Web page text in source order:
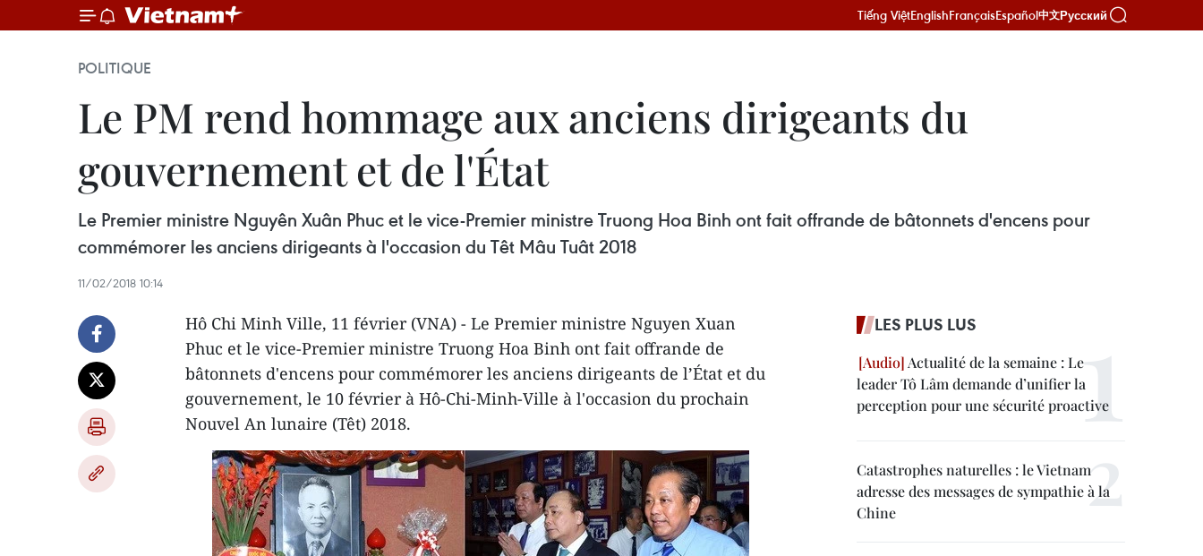
Tiếng ViệtEnglishFrançaisEspañol中文Русский
POLITIQUE
Le PM rend hommage aux anciens dirigeants du
gouvernement et de l'État
Le Premier ministre Nguyên Xuân Phuc et le vice-Premier ministre Truong Hoa Binh ont fait offrande de bâtonnets d'encens pour
commémorer les anciens dirigeants à l'occasion du Têt Mâu Tuât 2018
11/02/2018 10:14
Hô Chi Minh Ville, 11 février (VNA) - Le Premier ministre Nguyen Xuan
Phuc et le vice-Premier ministre Truong Hoa Binh ont fait offrande de
bâtonnets d'encens pour commémorer les anciens dirigeants de l’État et du
gouvernement, le 10 février à Hô-Chi-Minh-Ville à l'occasion du prochain
Nouvel An lunaire (Têt) 2018.
LES PLUS LUS
Actualité de la semaine : Le
leader Tô Lâm demande d’unifier la
perception pour une sécurité proactive
Catastrophes naturelles : le Vietnam
adresse des messages de sympathie à la
Chine